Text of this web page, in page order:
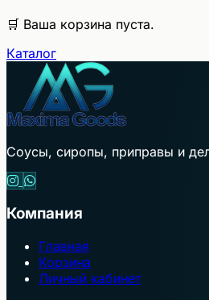
🛒 Ваша корзина пуста.
Каталог
Соусы, сиропы, приправы и
Компания
Главная
Корзина
Личный кабинет